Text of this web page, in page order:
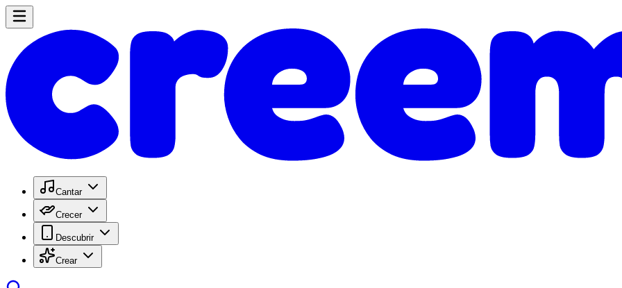
Cantar
Crecer
Descubrir
Crear